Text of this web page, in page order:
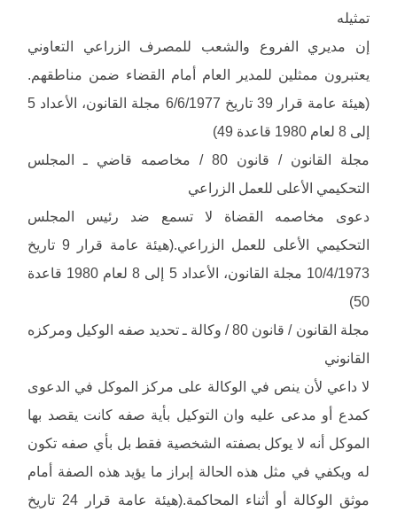
تمثيله
إن مديري الفروع والشعب للمصرف الزراعي التعاوني
يعتبرون ممثلين للمدير العام أمام القضاء ضمن مناطقهم.
(هيئة عامة قرار 39 تاريخ 6/6/1977 مجلة القانون، الأعداد 5
إلى 8 لعام 1980 قاعدة 49)
مجلة القانون / قانون 80 / مخاصمه قاضي ـ المجلس
التحكيمي الأعلى للعمل الزراعي
دعوى مخاصمه القضاة لا تسمع ضد رئيس المجلس
التحكيمي الأعلى للعمل الزراعي.(هيئة عامة قرار 9 تاريخ
10/4/1973 مجلة القانون، الأعداد 5 إلى 8 لعام 1980 قاعدة
50)
مجلة القانون / قانون 80 / وكالة ـ تحديد صفه الوكيل ومركزه
القانوني
لا داعي لأن ينص في الوكالة على مركز الموكل في الدعوى
كمدع أو مدعى عليه وان التوكيل بأية صفه كانت يقصد بها
الموكل أنه لا يوكل بصفته الشخصية فقط بل بأي صفه تكون
له ويكفي في مثل هذه الحالة إبراز ما يؤيد هذه الصفة أمام
موثق الوكالة أو أثناء المحاكمة.(هيئة عامة قرار 24 تاريخ